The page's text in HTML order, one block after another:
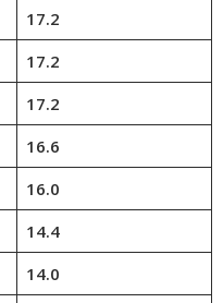
17.2
17.2
17.2
16.6
16.0
14.4
14.0